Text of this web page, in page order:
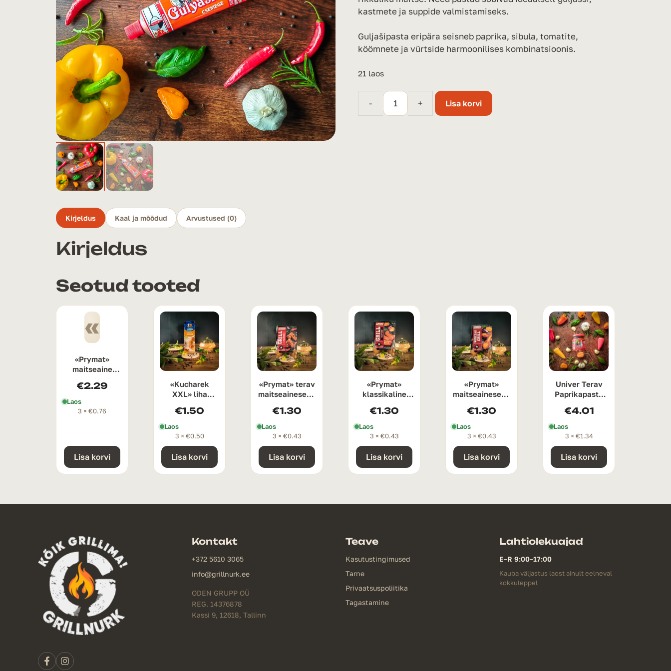
kastmete ja suppide valmistamiseks.
Guljašipasta eripära seisneb paprika, sibula, tomatite,
köömnete ja vürtside harmoonilises kombinatsioonis.
21 laos
-
Univer
+ Lisa korvi
Kirjeldus Kaal ja mõõdud Arvustused (0)
Kirjeldus
Seotud tooted
«
«Prymat»
maitseaine
€2.29
Laos
3 × €0.76
Lisa korvi
«Kucharek
XXL» liha
€1.50
Laos
3 × €0.50
Lisa korvi
«Prymat» terav
maitseainesegu
BBQ 20 g
€1.30
Laos
3 × €0.43
Lisa korvi
«Prymat»
klassikaline
grillimiseks ja
BBQ 20 g
€1.30
Laos
3 × €0.43
Lisa korvi
«Prymat»
maitseainesegu
25 g
€1.30
Laos
3 × €0.43
Lisa korvi
Univer Terav
Paprikapasta
200 g
€4.01
Laos
3 × €1.34
Lisa korvi
Kontakt
+372 5610 3065
info@grillnurk.ee
ODEN GRUPP OÜ
REG. 14376878
Kassi 9, 12618, Tallinn
Teave
Kasutustingimused
Tarne
Privaatsuspoliitika
Tagastamine
Lahtiolekuajad
E–R 9:00–17:00
Kauba väljastus laost ainult eelneval
kokkuleppel